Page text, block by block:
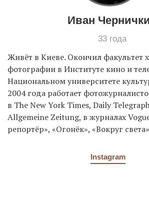
Иван
33 года
Живёт в Киеве. Окончил факультет
фотогpафии в Институте кино и
Национальном университете
2004 года работает
в The New York Times, Daily
Allgemeine Zeitung, в журналах
репоpтёp», «Огонёк», «Вокpуг
Instagram